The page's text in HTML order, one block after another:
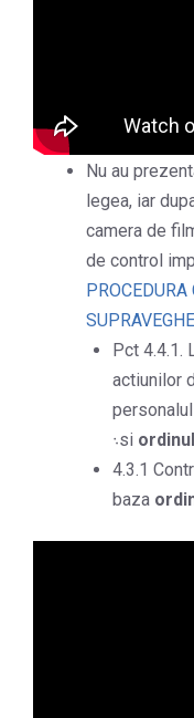
Nu au
legea, iar
camera de
de control
Pct 4.4.1.
actiunilor
܈si
4.3.1
baza